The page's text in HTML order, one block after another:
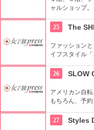
ャルショップ
日本一高いと
25 The
ファッション
イフスタイル
ど幅広い商品
26 SLOW
アメリカン自
もちろん、予
フェをオープ
27 Styles